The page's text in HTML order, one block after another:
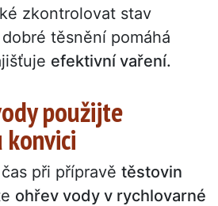
zkontrolovat stav
těsnění pomáhá
efektivní vaření.
použijte
při přípravě těstovin
ohřev vody v rychlovarné